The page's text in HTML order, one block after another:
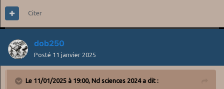
Citer
dob250
Posté 11 janvier 2025
Le 11/01/2025 à 19:00, Nd sciences 2024a dit :